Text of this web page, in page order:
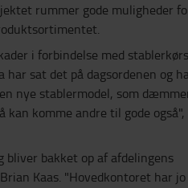
rummer gode muligheder
i forbindelse med
sat det på dagsordenen og
nye stablermodel, som
kan komme andre til gode
bliver bakket op af afdelingens
Kaas. "Hovedkontoret har